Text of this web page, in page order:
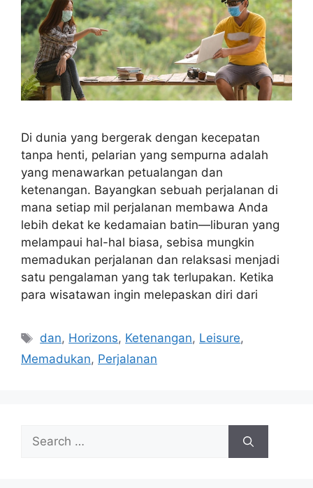
Di dunia yang bergerak dengan kecepatan
tanpa henti, pelarian yang sempurna adalah
yang menawarkan petualangan dan
ketenangan. Bayangkan sebuah perjalanan di
mana setiap mil perjalanan membawa Anda
lebih dekat ke kedamaian batin—liburan yang
melampaui hal-hal biasa, sebisa mungkin
memadukan perjalanan dan relaksasi menjadi
satu pengalaman yang tak terlupakan. Ketika
para wisatawan ingin melepaskan diri dari
Tags
dan, Horizons, Ketenangan, Leisure,
Memadukan, Perjalanan
Search
for: